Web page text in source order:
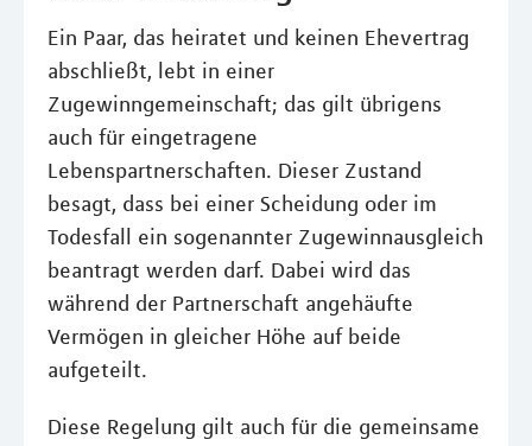
Ein Paar, das heiratet und keinen Ehevertrag
abschließt, lebt in einer
Zugewinngemeinschaft; das gilt übrigens
auch für eingetragene
Lebenspartnerschaften. Dieser Zustand
besagt, dass bei einer Scheidung oder im
Todesfall ein sogenannter Zugewinnausgleich
beantragt werden darf. Dabei wird das
während der Partnerschaft angehäufte
Vermögen in gleicher Höhe auf beide
aufgeteilt.
Diese Regelung gilt auch für die gemeinsame